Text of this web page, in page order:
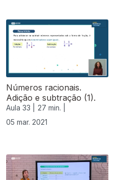
Números racionais.
Adição e subtração (1).
Aula 33 |
27 min. |
05 mar. 2021